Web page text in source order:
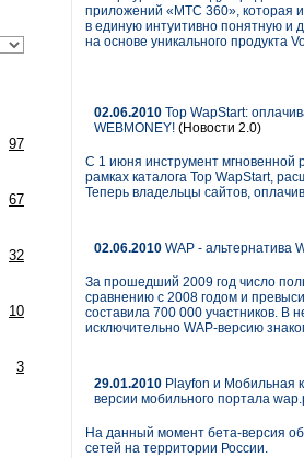
97
67
32
10
3
приложений «МТС 360», которая
в единую интуитивно понятную и
на основе уникального продукта
02.06.2010 Top WapStart:
WEBMONEY! (Новости 2.0)
С 1 июня инструмент мгновенной
рамках каталога Top WapStart,
Теперь владельцы сайтов,
02.06.2010 WAP - альтернатива
За прошедший 2009 год число
сравнению с 2008 годом и
составила 700 000 участников. В
исключительно WAP-версию
29.01.2010 Playfon и Мобильная
версии мобильного порталa
На данный момент бета-версия
сетей на территории России.